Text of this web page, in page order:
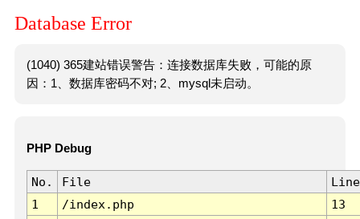
Database Error
(1040) 365建站错误警告：连接数据库失败，可能的原
因：1、数据库密码不对; 2、mysql未启动。
PHP Debug
No. File
Line
1
/index.php 13